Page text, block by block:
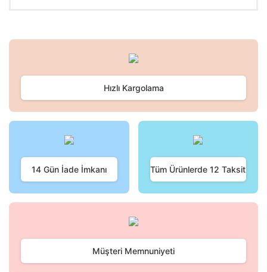
Bu ürüne ilk yorumu siz yapın!
Yorum Yaz
kullanarak tarafımıza iletebilirsiniz.
Ürün resmi kalitesiz, bozuk veya görüntülenemiyor.
Bu ürüne benzer farklı alternatifler olmalı.
Gönder
Hızlı Kargolama
14 Gün İade İmkanı Tüm Ürünlerde 12 Taksit
Müşteri Memnuniyeti